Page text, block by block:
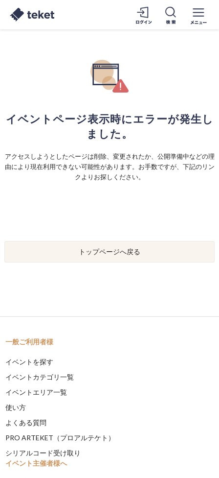
イベントページ表示時にエラーが発生し
ました。
アクセスしようとしたページは削除、変更されたか、公開準備中などの理
由により現在利用できない可能性があります。お手数ですが、下記のリン
クよりお探しください。
トップページへ戻る
一般ご利用者様
イベントを探す
イベントカテゴリ一覧
イベントエリア一覧
使い方
よくある質問
PRO ARTEKET（プロアルテケト）
シリアルコード受け取り
イベント主催者様へ